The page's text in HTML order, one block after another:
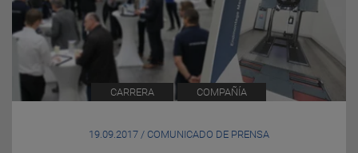
CARRERA COMPAÑÍA
19.09.2017 / COMUNICADO DE PRENSA